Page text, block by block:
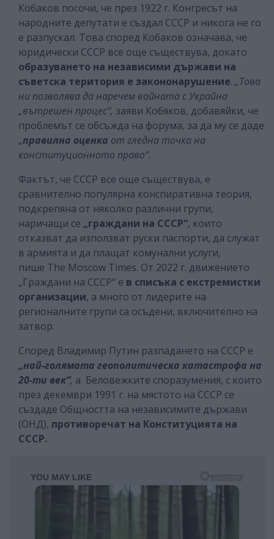
Кобаков посочи, че през 1922 г. Конгресът на
народните депутати е създал СССР и никога не го
е разпускал. Това според Кобаков означава, че
юридически СССР все още съществува, докато
образуването на независими държави на
съветска територия е закононарушение. „Това
ни позволява да наречем войната с Украйна
„вътрешен процес“, заяви Кобяков, добавяйки, че
проблемът се обсъжда на форума, за да му се даде
„правилна оценка от гледна точка на
конституционното право“.
Фактът, че СССР все още съществува, е
сравнително популярна конспиративна теория,
подкрепяна от няколко различни групи,
наричащи се „граждани на СССР“, които
отказват да използват руски паспорти, да служат
в армията и да плащат комунални услуги,
пише The Moscow Times. От 2022 г. движението
„Граждани на СССР“ е в списъка с екстремистки
организации, а много от лидерите на
регионалните групи са осъдени, включително на
затвор.
Според Владимир Путин разпадането на СССР е
„най-голямата геополитическа катастрофа на
20-ти век“, а Беловежките споразумения, с които
през декември 1991 г. на мястото на СССР се
създаде Общността на независимите държави
(ОНД), противоречат на Конституцията на
СССР.